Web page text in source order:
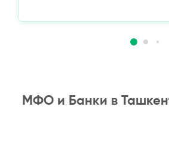
МФО и Банки в